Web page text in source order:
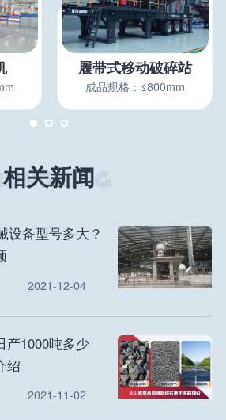
履带式移动破碎站
成品规格：≤800mm
相关新闻
设备型号多大？
2021-12-04
产1000吨多少
绍
2021-11-02